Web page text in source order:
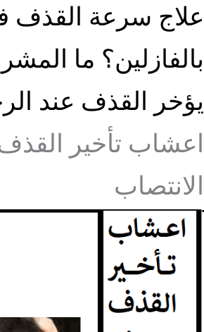
علاج سرعة القذف
بالفازلين؟ ما
يؤخر القذف عند
اعشاب تأخير
الانتصاب